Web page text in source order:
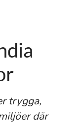
trygga,
där